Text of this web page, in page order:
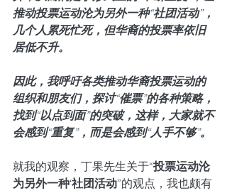
推动投票运动沦为另外一种“社团活动”，
几个人累死忙死，但华裔的投票率依旧
居低不升。
因此，我呼吁各类推动华裔投票运动的
组织和朋友们，探讨“催票”的各种策略，
找到“以点到面”的突破，这样，大家就不
会感到“重复”，而是会感到“人手不够”。
就我的观察，丁果先生关于“投票运动沦
为另外一种‘社团活动”的观点，我也颇有